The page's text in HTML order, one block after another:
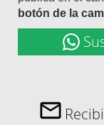
botón de la